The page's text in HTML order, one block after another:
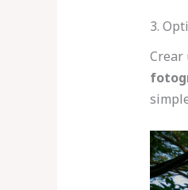
3.
Crear